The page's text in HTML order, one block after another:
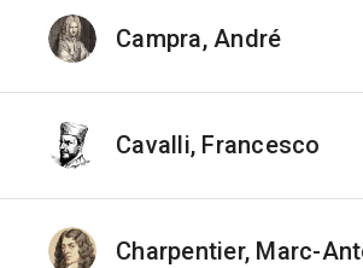
Campra, André
Cavalli, Francesco
Charpentier, Marc-